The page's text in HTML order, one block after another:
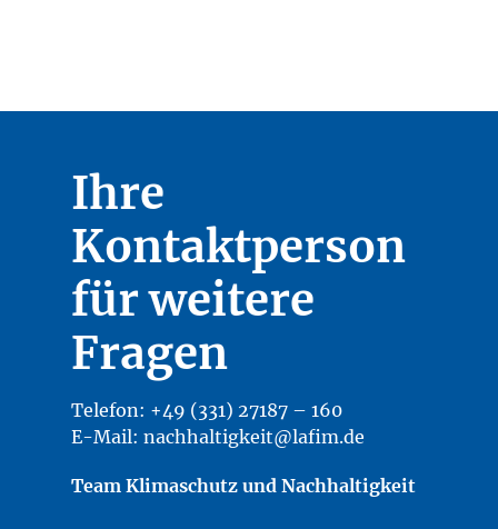
Ihre
Kontaktperson
für weitere
Fragen
Telefon: +49 (331) 27187 – 160
E-Mail:nachhaltigkeit@lafim.de
Team Klimaschutz und Nachhaltigkeit